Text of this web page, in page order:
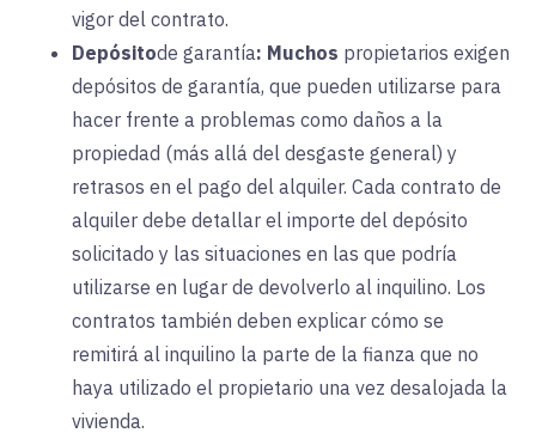
vigor del contrato.
Depósitode garantía: Muchos propietarios exigen
depósitos de garantía, que pueden utilizarse para
hacer frente a problemas como daños a la
propiedad (más allá del desgaste general) y
retrasos en el pago del alquiler. Cada contrato de
alquiler debe detallar el importe del depósito
solicitado y las situaciones en las que podría
utilizarse en lugar de devolverlo al inquilino. Los
contratos también deben explicar cómo se
remitirá al inquilino la parte de la fianza que no
haya utilizado el propietario una vez desalojada la
vivienda.